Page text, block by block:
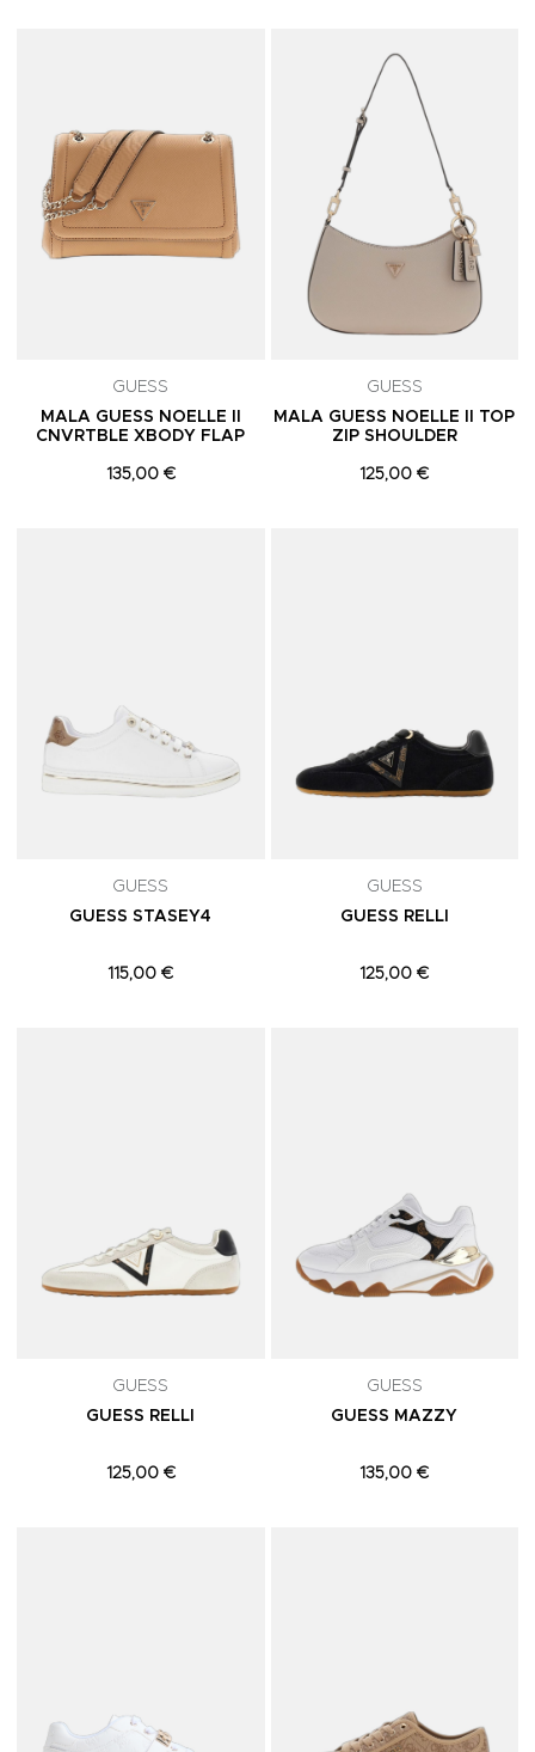
GUESS
MALA GUESS NOELLE II
CNVRTBLE XBODY FLAP
135,00 €
GUESS
MALA GUESS NOELLE II TOP
ZIP SHOULDER
125,00 €
GUESS
GUESS STASEY4
115,00 €
GUESS
GUESS RELLI
125,00 €
GUESS
GUESS RELLI
125,00 €
GUESS
GUESS MAZZY
135,00 €